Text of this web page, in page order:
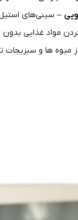
– سینی‌های
مواد غذایی بدون
میوه‌ ها و